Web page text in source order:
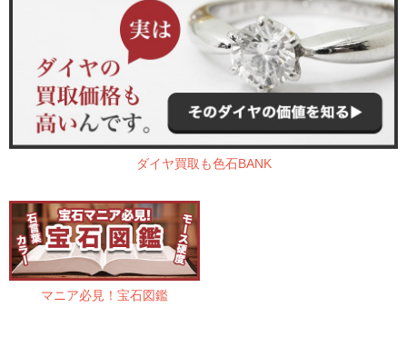
ダイヤ買取も色石BANK
マニア必見！宝石図鑑